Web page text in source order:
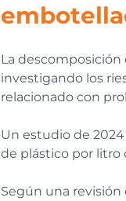
La
investigando los
relacionado con
Un estudio de
de plástico por litro
Según una